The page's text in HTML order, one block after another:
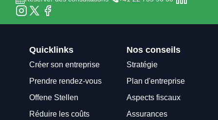
Quicklinks
Créer son entreprise
Prendre rendez-vous
Offene Stellen
Réduire les coûts
Nos conseils
Stratégie
Plan d'entreprise
Aspects fiscaux
Assurances